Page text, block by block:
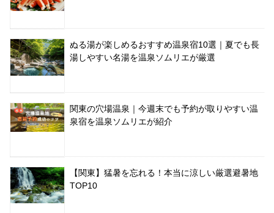
ぬる湯が楽しめるおすすめ温泉宿10選｜夏でも長
湯しやすい名湯を温泉ソムリエが厳選
関東の穴場温泉｜今週末でも予約が取りやすい温
泉宿を温泉ソムリエが紹介
【関東】猛暑を忘れる！本当に涼しい厳選避暑地
TOP10